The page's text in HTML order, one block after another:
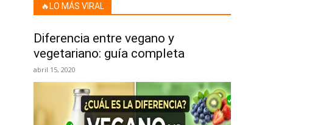
🔥LO MÁS VIRAL
Diferencia entre vegano y
vegetariano: guía completa
abril 15, 2020